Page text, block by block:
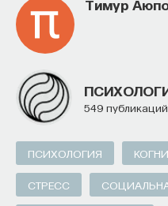
Тимур
549 публикаций
ПСИХОЛОГИЯ
СТРЕСС